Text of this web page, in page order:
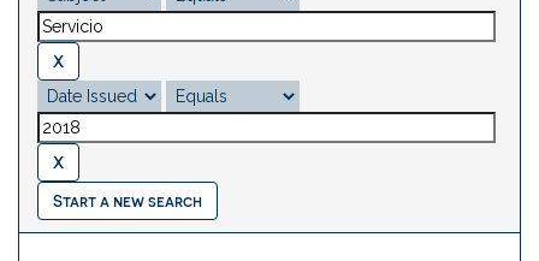
Start a new search